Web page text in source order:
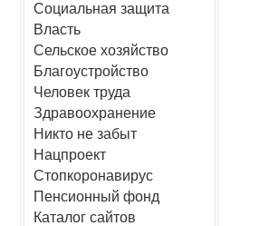
Социальная защита
Власть
Сельское хозяйство
Благоустройство
Человек труда
Здравоохранение
Никто не забыт
Нацпроект
Стопкоронавирус
Пенсионный фонд
Каталог сайтов